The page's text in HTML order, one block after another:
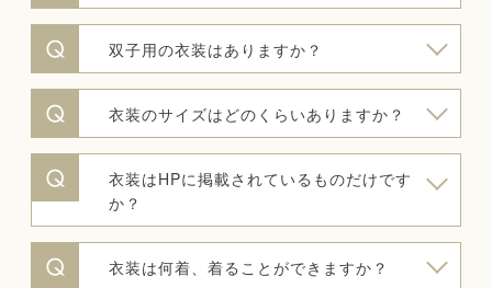
双子用の衣装はありますか？
衣装のサイズはどのくらいありますか？
衣装はHPに掲載されているものだけです
か？
衣装は何着、着ることができますか？